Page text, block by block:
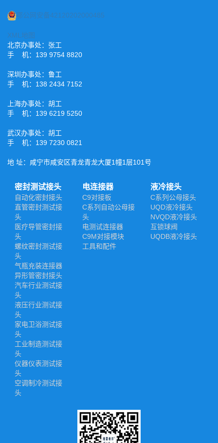
鄂公网安备42120202000485
XML地图
北京办事处：张工
手 机：139 9754 8820
深圳办事处：鲁工
手 机：138 2434 7152
上海办事处：胡工
手 机：139 6219 5250
武汉办事处：胡工
手 机：139 7230 0821
地 址：咸宁市咸安区青龙青龙大厦1幢1层101号
密封测试接头
自动化密封接头
直管密封测试接
头
医疗导管密封接
头
螺纹密封测试接
头
气瓶充装连接器
异形管密封接头
汽车行业测试接
头
液压行业测试接
头
家电卫浴测试接
头
工业制造测试接
头
仪器仪表测试接
头
空调制冷测试接
头
电连接器
C9对接板
C系列自动公母接
头
电测试连接器
C9M对接模块
工具和配件
液冷接头
C系列公母接头
UQD液冷接头
NVQD液冷接头
互锁球阀
UQDB液冷接头